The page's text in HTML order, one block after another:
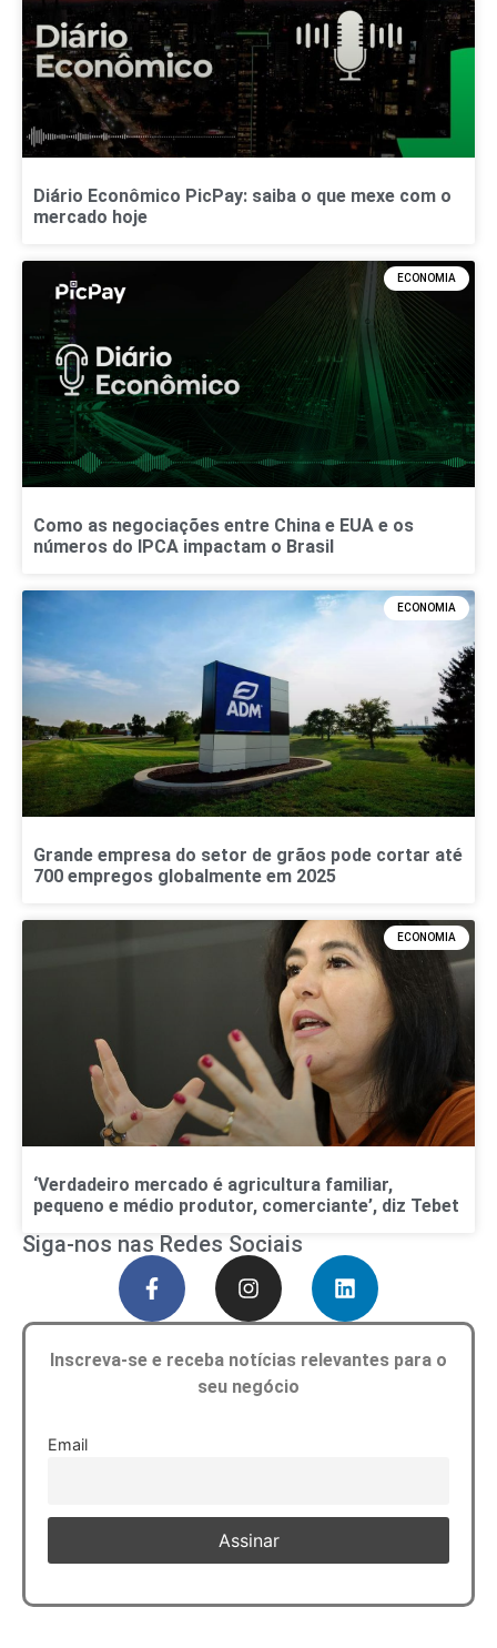
Diário Econômico PicPay: saiba o que mexe com o
mercado hoje
ECONOMIA
Como as negociações entre China e EUA e os
números do IPCA impactam o Brasil
ECONOMIA
Grande empresa do setor de grãos pode cortar até
700 empregos globalmente em 2025
ECONOMIA
‘Verdadeiro mercado é agricultura familiar,
pequeno e médio produtor, comerciante’, diz Tebet
Siga-nos nas Redes Sociais
Inscreva-se e receba notícias relevantes para o
seu negócio
Email